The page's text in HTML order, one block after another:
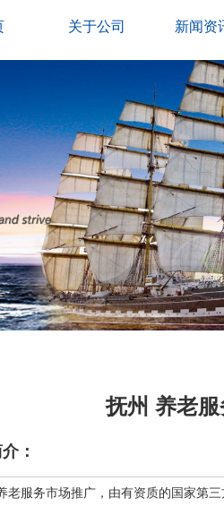
关于公司 新闻资
抚州 养老
：
老服务市场推广，由有资质的国家第